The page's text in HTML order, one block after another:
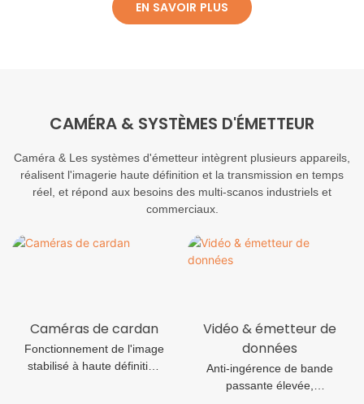
EN SAVOIR PLUS
CAMÉRA & SYSTÈMES D'ÉMETTEUR
Caméra & Les systèmes d'émetteur intègrent plusieurs appareils,
réalisent l'imagerie haute définition et la transmission en temps
réel, et répond aux besoins des multi-scanos industriels et
commerciaux.
Caméras de cardan
Fonctionnement de l'image
stabilisé à haute définition
Vidéo & émetteur de
données
Anti-ingérence de bande
passante élevée,